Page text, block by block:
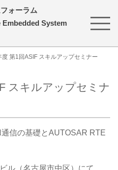
ォーラム
Embedded System
度 第1回ASIF スキルアップセミナー
スキルアップセミナ
通信の基礎とAUTOSAR RTE
ル（名古屋市中区）にて、